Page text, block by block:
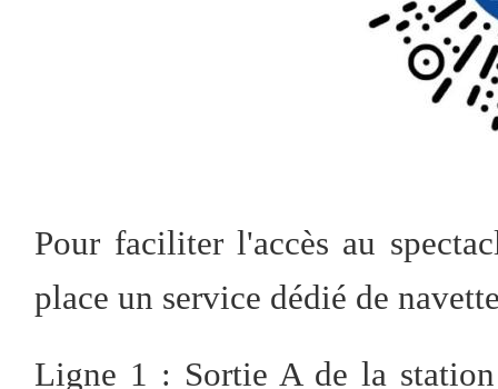
Pour faciliter l'accès au
place un service dédié de
Ligne 1 : Sortie A de la